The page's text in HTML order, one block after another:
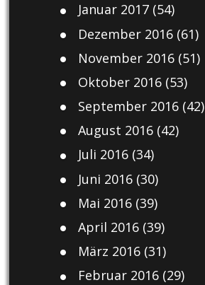
Januar 2017(54)
Dezember 2016(61)
November 2016(51)
Oktober 2016(53)
September 2016(42)
August 2016(42)
Juli 2016(34)
Juni 2016(30)
Mai 2016(39)
April 2016(39)
März 2016(31)
Februar 2016(29)